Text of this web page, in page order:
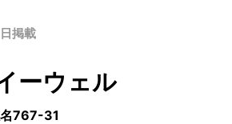
掲載
ーウェル
767-31